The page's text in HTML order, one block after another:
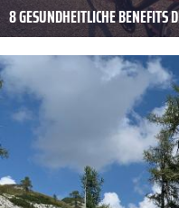
8 GESUNDHEITLICHE BENEFITS